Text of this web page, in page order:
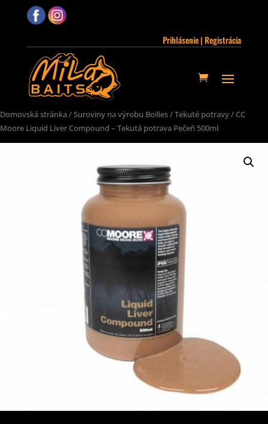
Prihlásenie | Registrácia
Domovská stránka/Suroviny na výrobu Boilies/Tekuté potravy/ CC
Moore Liquid Liver Compound – Tekutá potrava Pečeň 500ml